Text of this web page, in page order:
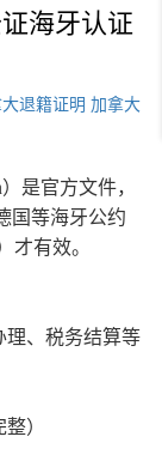
海牙认证
退籍证明 加拿大
是官方文件，
国等海牙公约
才有效。
理、税务结算等
）